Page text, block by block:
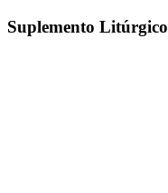
Suplemento Litúrgico